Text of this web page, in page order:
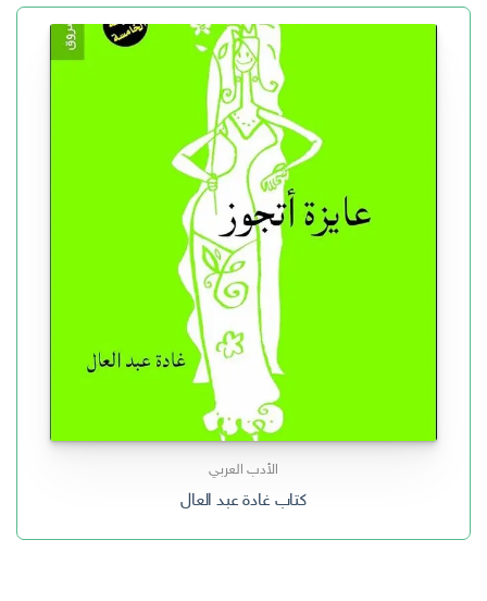
الأدب العربي
كتاب غادة عبد العال